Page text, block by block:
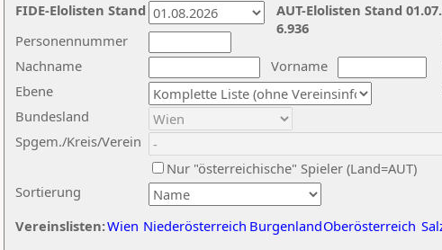
Nachname
Vorname
Ebene
Sortierung
Personennummer
Bundesland
Spgem./Kreis/Verein
Nur "österreichische" Spieler (Land=AUT)
Vereinslisten:Wien Niederösterreich BurgenlandOberösterreich
AUT-Elolisten Stand
6.936
FIDE-Elolisten Stand